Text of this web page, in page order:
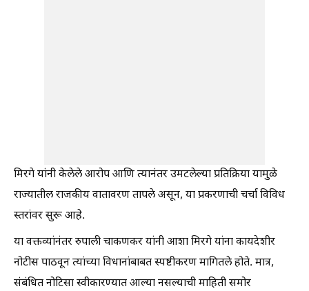
मिरगे यांनी केलेले आरोप आणि त्यानंतर उमटलेल्या प्रतिक्रिया यामुळे
राज्यातील राजकीय वातावरण तापले असून, या प्रकरणाची चर्चा विविध
स्तरांवर सुरू आहे.
या वक्तव्यांनंतर रुपाली चाकणकर यांनी आशा मिरगे यांना कायदेशीर
नोटीस पाठवून त्यांच्या विधानांबाबत स्पष्टीकरण मागितले होते. मात्र,
संबंधित नोटिसा स्वीकारण्यात आल्या नसल्याची माहिती समोर